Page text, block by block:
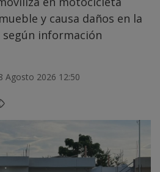
y causa daños en la
información
Agosto 2026 12:50